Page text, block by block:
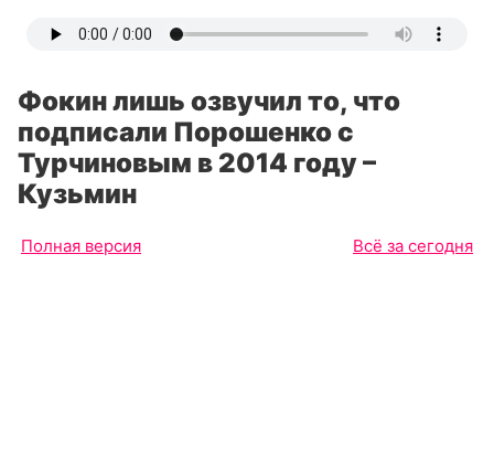
Фокин лишь озвучил то, что
подписали Порошенко с
Турчиновым в 2014 году –
Кузьмин
Полная версия Всё за сегодня